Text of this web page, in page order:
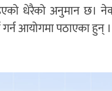
धेरैको अनुमान छ।
आयोगमा पठाएका हुन् ।